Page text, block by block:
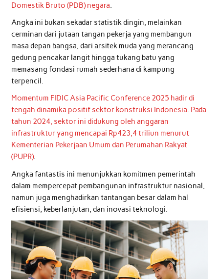
Domestik Bruto (PDB) negara.
Angka ini bukan sekadar statistik dingin, melainkan
cerminan dari jutaan tangan pekerja yang membangun
masa depan bangsa, dari arsitek muda yang merancang
gedung pencakar langit hingga tukang batu yang
memasang fondasi rumah sederhana di kampung
terpencil.
Momentum FIDIC Asia Pacific Conference 2025 hadir di
tengah dinamika positif sektor konstruksi Indonesia. Pada
tahun 2024, sektor ini didukung oleh anggaran
infrastruktur yang mencapai Rp423,4 triliun menurut
Kementerian Pekerjaan Umum dan Perumahan Rakyat
(PUPR).
Angka fantastis ini menunjukkan komitmen pemerintah
dalam mempercepat pembangunan infrastruktur nasional,
namun juga menghadirkan tantangan besar dalam hal
efisiensi, keberlanjutan, dan inovasi teknologi.